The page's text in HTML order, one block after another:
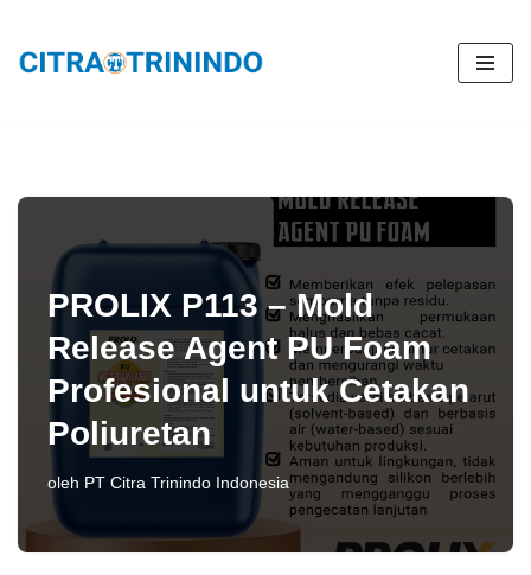
Lompat
PROLIX P113 – Mold
Release Agent PU Foam
Profesional untuk Cetakan
Poliuretan
oleh PT Citra Trinindo Indonesia